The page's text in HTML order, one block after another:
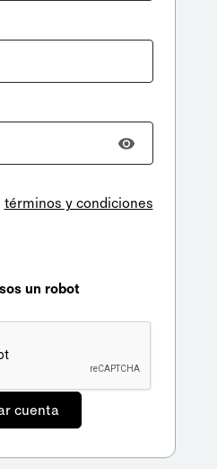
términos y condiciones
un robot